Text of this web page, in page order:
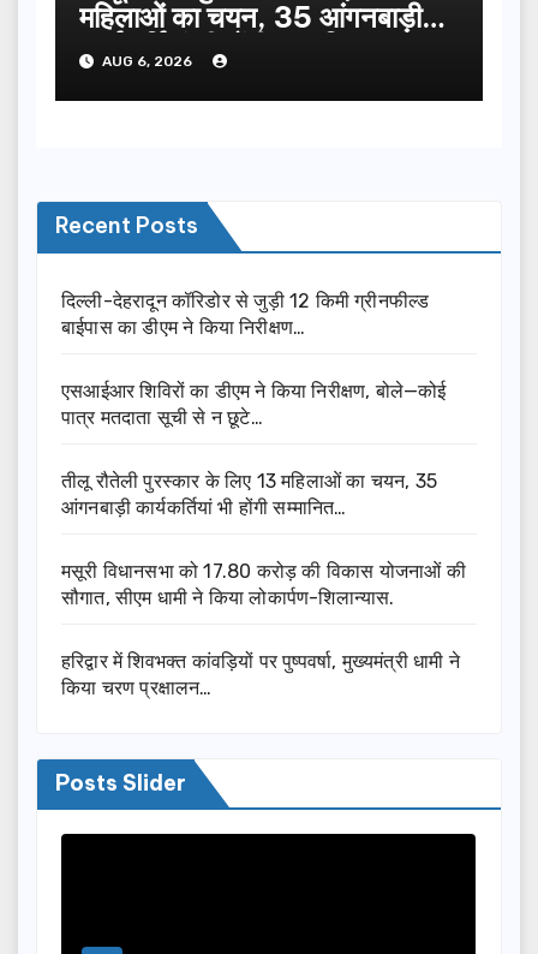
महिलाओं का चयन, 35 आंगनबाड़ी
कार्यकर्तियां भी होंगी सम्मानित…
AUG 6, 2026
Recent Posts
दिल्ली-देहरादून कॉरिडोर से जुड़ी 12 किमी ग्रीनफील्ड
बाईपास का डीएम ने किया निरीक्षण…
एसआईआर शिविरों का डीएम ने किया निरीक्षण, बोले—कोई
पात्र मतदाता सूची से न छूटे…
तीलू रौतेली पुरस्कार के लिए 13 महिलाओं का चयन, 35
आंगनबाड़ी कार्यकर्तियां भी होंगी सम्मानित…
मसूरी विधानसभा को 17.80 करोड़ की विकास योजनाओं की
सौगात, सीएम धामी ने किया लोकार्पण-शिलान्यास.
हरिद्वार में शिवभक्त कांवड़ियों पर पुष्पवर्षा, मुख्यमंत्री धामी ने
किया चरण प्रक्षालन…
Posts Slider